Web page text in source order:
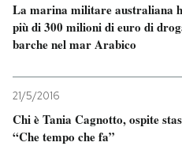
La marina militare australiana
più di 300 milioni di euro di
barche nel mar Arabico
21/5/2016
Chi è Tania Cagnotto, ospite
“Che tempo che fa”